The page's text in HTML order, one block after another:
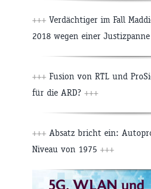
+++ Verdächtiger im Fall
2018 wegen einer
+++ Fusion von RTL und
für die ARD? +++
+++ Absatz bricht ein:
Niveau von 1975 +++